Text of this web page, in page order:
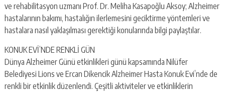
ve rehabilitasyon uzmanı Prof. Dr. Meliha Kasapoğlu Aksoy; Alzheimer
hastalarının bakımı, hastalığın ilerlemesini geciktirme yöntemleri ve
hastalara nasıl yaklaşılması gerektiği konularında bilgi paylaştılar.
KONUK EVİ’NDE RENKLİ GÜN
Dünya Alzheimer Günü etkinlikleri günü kapsamında Nilüfer
Belediyesi Lions ve Ercan Dikencik Alzheimer Hasta Konuk Evi’nde de
renkli bir etkinlik düzenlendi. Çeşitli aktiviteler ve etkinliklerin